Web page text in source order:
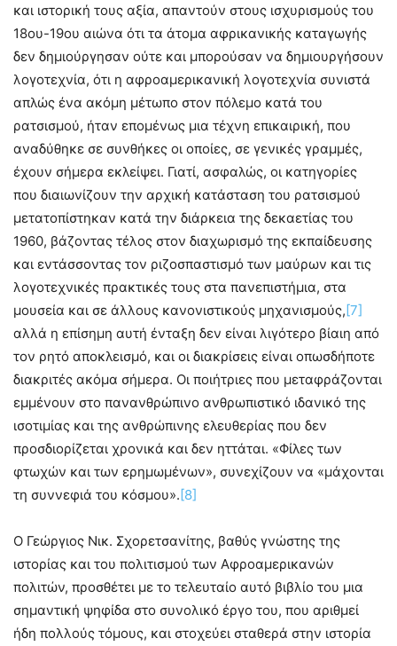
και ιστορική τους αξία, απαντούν στους ισχυρισμούς του
18ου-19ου αιώνα ότι τα άτομα αφρικανικής καταγωγής
δεν δημιούργησαν ούτε και μπορούσαν να δημιουργήσουν
λογοτεχνία, ότι η αφροαμερικανική λογοτεχνία συνιστά
απλώς ένα ακόμη μέτωπο στον πόλεμο κατά του
ρατσισμού, ήταν επομένως μια τέχνη επικαιρική, που
αναδύθηκε σε συνθήκες οι οποίες, σε γενικές γραμμές,
έχουν σήμερα εκλείψει. Γιατί, ασφαλώς, οι κατηγορίες
που διαιωνίζουν την αρχική κατάσταση του ρατσισμού
μετατοπίστηκαν κατά την διάρκεια της δεκαετίας του
1960, βάζοντας τέλος στον διαχωρισμό της εκπαίδευσης
και εντάσσοντας τον ριζοσπαστισμό των μαύρων και τις
λογοτεχνικές πρακτικές τους στα πανεπιστήμια, στα
μουσεία και σε άλλους κανονιστικούς μηχανισμούς,[7]
αλλά η επίσημη αυτή ένταξη δεν είναι λιγότερο βίαιη από
τον ρητό αποκλεισμό, και οι διακρίσεις είναι οπωσδήποτε
διακριτές ακόμα σήμερα. Οι ποιήτριες που μεταφράζονται
εμμένουν στο πανανθρώπινο ανθρωπιστικό ιδανικό της
ισοτιμίας και της ανθρώπινης ελευθερίας που δεν
προσδιορίζεται χρονικά και δεν ηττάται. «Φίλες των
φτωχών και των ερημωμένων», συνεχίζουν να «μάχονται
τη συννεφιά του κόσμου».[8]
Ο Γεώργιος Νικ. Σχορετσανίτης, βαθύς γνώστης της
ιστορίας και του πολιτισμού των Αφροαμερικανών
πολιτών, προσθέτει με το τελευταίο αυτό βιβλίο του μια
σημαντική ψηφίδα στο συνολικό έργο του, που αριθμεί
ήδη πολλούς τόμους, και στοχεύει σταθερά στην ιστορία